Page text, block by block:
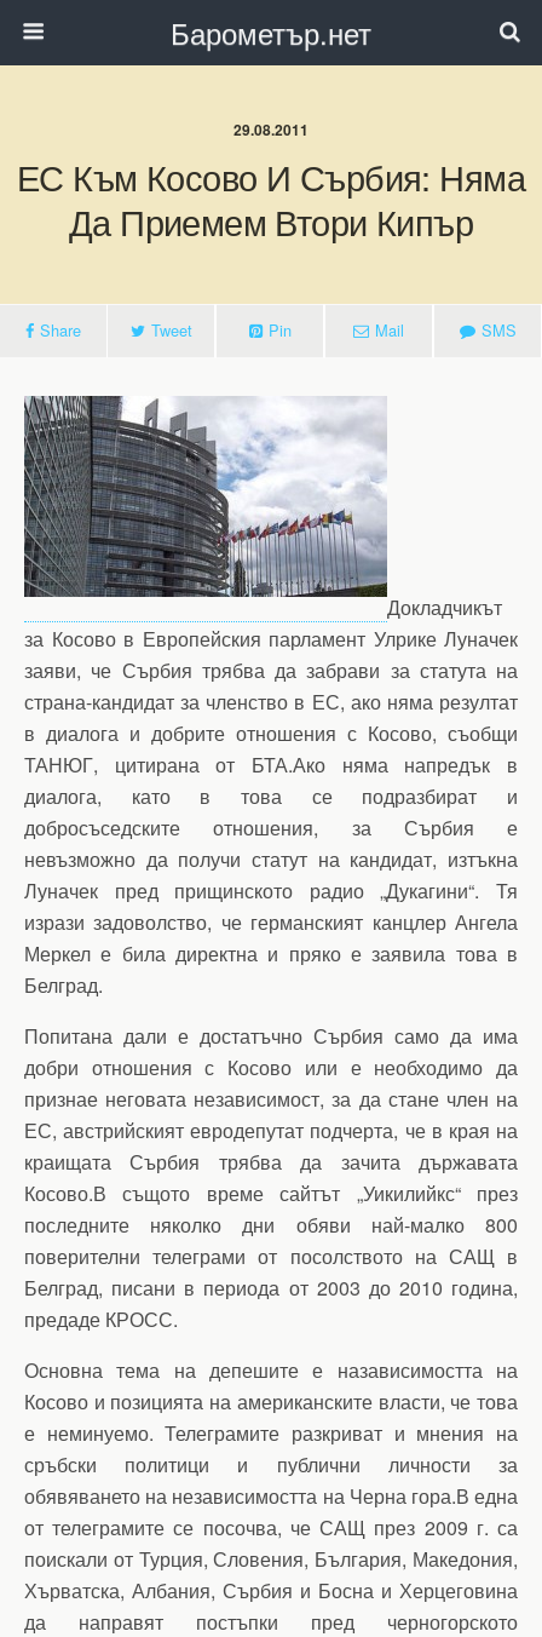
Барометър.нет
29.08.2011
ЕС Към Косово И Сърбия: Няма
Да Приемем Втори Кипър
Share Tweet Pin Mail SMS
Докладчикът
за Косово в Европейския парламент Улрике Луначек
заяви, че Сърбия трябва да забрави за статута на
страна-кандидат за членство в ЕС, ако няма резултат
в диалога и добрите отношения с Косово, съобщи
ТАНЮГ, цитирана от БТА.Ако няма напредък в
диалога, като в това се подразбират и
добросъседските отношения, за Сърбия е
невъзможно да получи статут на кандидат, изтъкна
Луначек пред прищинското радио „Дукагини“. Тя
изрази задоволство, че германският канцлер Ангела
Меркел е била директна и пряко е заявила това в
Белград.
Попитана дали е достатъчно Сърбия само да има
добри отношения с Косово или е необходимо да
признае неговата независимост, за да стане член на
ЕС, австрийският евродепутат подчерта, че в края на
краищата Сърбия трябва да зачита държавата
Косово.В същото време сайтът „Уикилийкс“ през
последните няколко дни обяви най-малко 800
поверителни телеграми от посолството на САЩ в
Белград, писани в периода от 2003 до 2010 година,
предаде КРОСС.
Основна тема на депешите е назависимостта на
Косово и позицията на американските власти, че това
е неминуемо. Телеграмите разкриват и мнения на
сръбски политици и публични личности за
обявяването на независимостта на Черна гора.В една
от телеграмите се посочва, че САЩ през 2009 г. са
поискали от Турция, Словения, България, Македония,
Хърватска, Албания, Сърбия и Босна и Херцеговина
да направят постъпки пред черногорското